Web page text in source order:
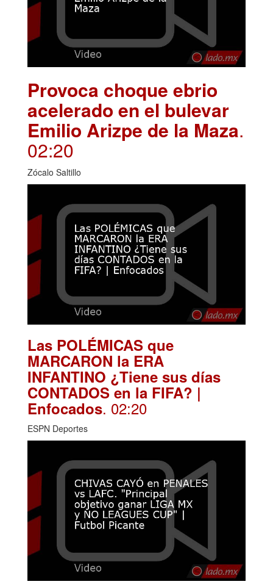
Provoca choque ebrio
acelerado en el bulevar
Emilio Arizpe de la Maza.
02:20
Zócalo Saltillo
Las POLÉMICAS que
MARCARON la ERA
INFANTINO ¿Tiene sus días
CONTADOS en la FIFA? |
Enfocados. 02:20
ESPN Deportes